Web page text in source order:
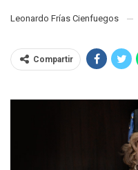
Leonardo Frías Cienfuegos
Compartir